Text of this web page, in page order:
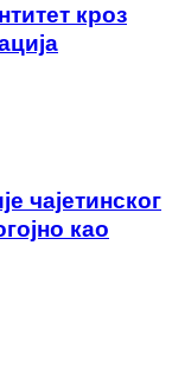
кроз
чајетинског
као